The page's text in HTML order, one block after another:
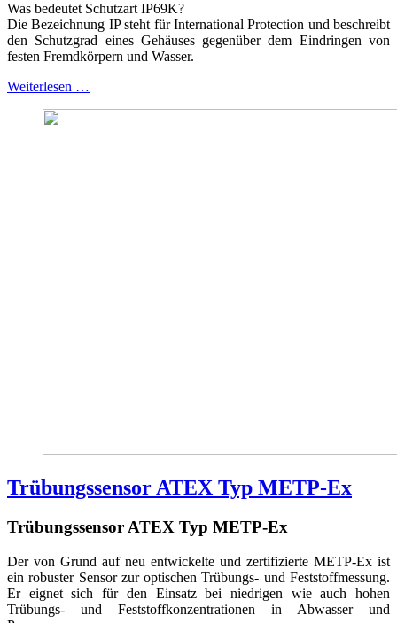
Was bedeutet Schutzart IP69K?
Die Bezeichnung IP steht für International Protection und beschreibt
den Schutzgrad eines Gehäuses gegenüber dem Eindringen von
festen Fremdkörpern und Wasser.
Weiterlesen …
Trübungssensor ATEX Typ METP-Ex
Trübungssensor ATEX Typ METP-Ex
Der von Grund auf neu entwickelte und zertifizierte METP-Ex ist
ein robuster Sensor zur optischen Trübungs- und Feststoffmessung.
Er eignet sich für den Einsatz bei niedrigen wie auch hohen
Trübungs- und Feststoffkonzentrationen in Abwasser und